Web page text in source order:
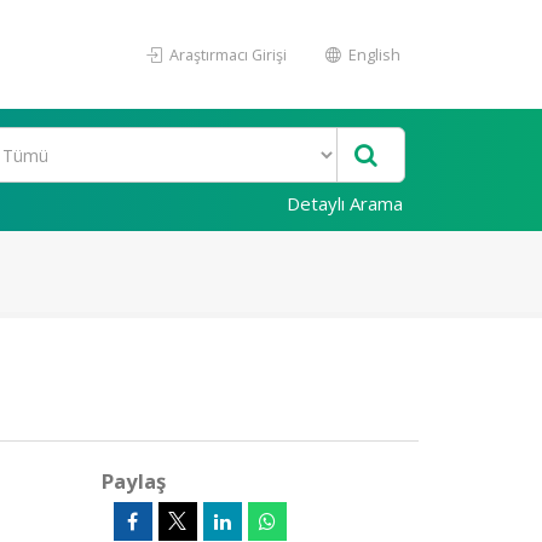
Araştırmacı Girişi English
Detaylı Arama
Paylaş